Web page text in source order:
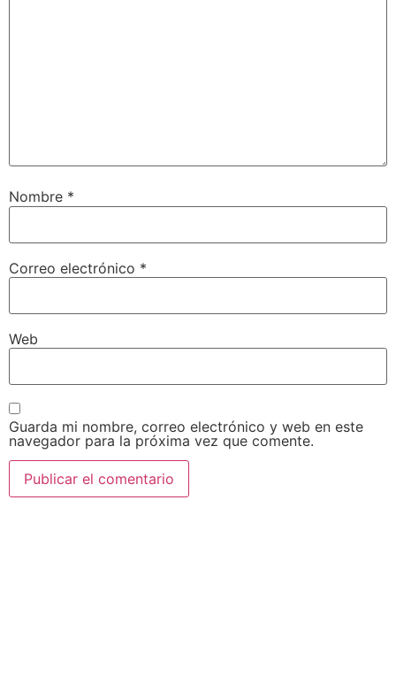
Nombre *
Correo electrónico *
Web
Guarda mi nombre, correo electrónico y web en este
navegador para la próxima vez que comente.